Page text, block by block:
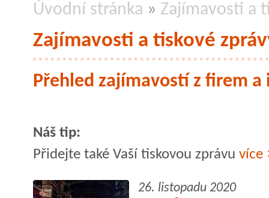
Úvodní stránka » Zajímavosti a
Zajímavosti a tiskové
Přehled zajímavostí z firem
Náš tip:
Přidejte také Vaší tiskovou zprávu více
26. listopadu 2020